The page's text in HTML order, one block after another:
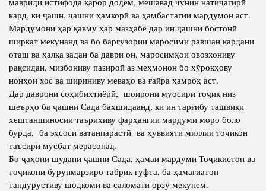
кард, ки ҷашн, ҷашни ҳамкорӣ ва ҳамбастагии мардумон аст.
Мардумони ҳар қавму ҳар мазҳабе дар ин ҷашни бостонӣ
ширкат мекунанд ва бо баргузории маросими равшан кардани
оташ ва ҳалқа задан ба даври он, маросимҳои овозхониву
рақсидан, мизбониву пазироӣ аз меҳмонон бо хӯрокҳову
нонҳои хос ва шириниву меваҳо ва ғайра ҳамроҳ аст.
Дар даврони соҳибихтиёрӣ, шоирони муосири тоҷик низ
шеърҳо ба ҷашни Сада бахшидаанд, ки ин тарғибу ташвиқи
хештаншиносии таърихиву фарҳангии мардуми моро боло
бурда, ба эҳсоси ватанпарастӣ ва ҳуввияти миллии тоҷикон
таъсири мусбат мерасонад.
Бо ҷаҳонӣ шудани ҷашни Сада, ҳамаи мардуми Тоҷикистон ва
тоҷикони бурунмарзиро табрик гуфта, ба ҳамагиатон
тандурустиву шодкомӣ ва саломатӣ орзӯ мекунем.